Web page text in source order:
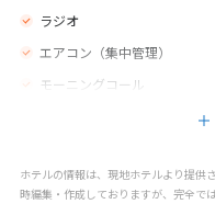
ラジオ
エアコン（集中管理）
モーニングコール
ホテルの情報は、現地ホテルより提供
時編集・作成しておりますが、完全で